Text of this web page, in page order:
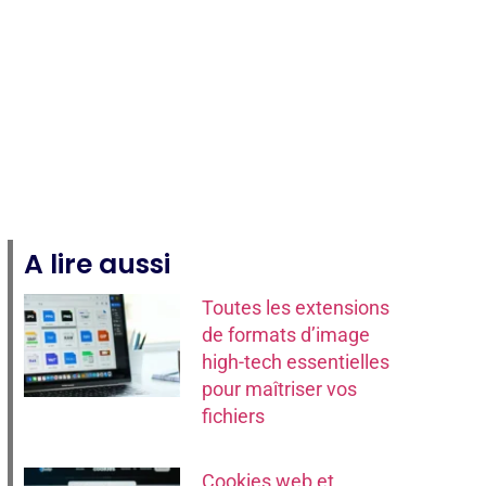
A lire aussi
Toutes les extensions
de formats d’image
high-tech essentielles
pour maîtriser vos
fichiers
Cookies web et